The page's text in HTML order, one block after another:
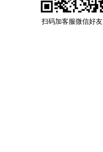
扫码加客服微信好友